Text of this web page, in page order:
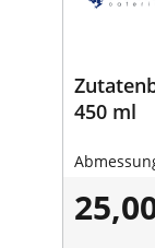
450 ml